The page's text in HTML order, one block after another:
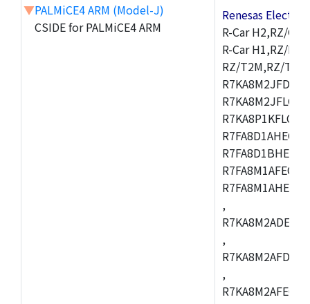
▼PALMiCE4 ARM (Model-J)
CSIDE for PALMiCE4 ARM
Renesas
R-Car H2,RZ/
R-Car H1,RZ/
RZ/T2M,RZ/
,
,
,